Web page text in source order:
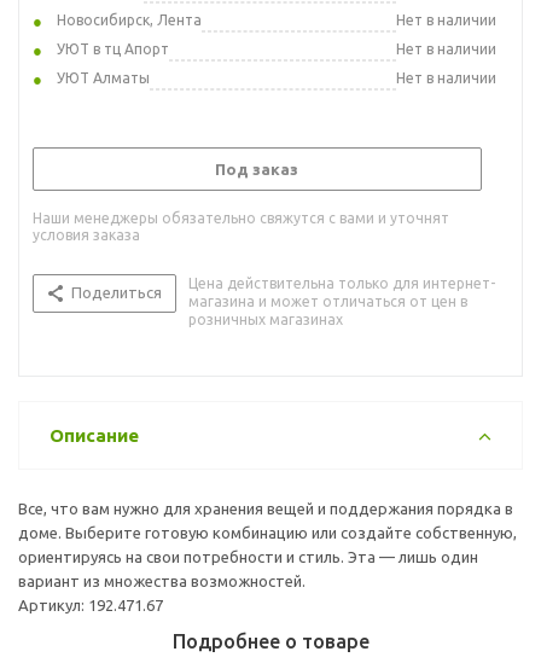
Новосибирск, Лента
Нет в наличии
УЮТ в тц Апорт
Нет в наличии
УЮТ Алматы
Нет в наличии
Под заказ
Наши менеджеры обязательно свяжутся с вами и уточнят
условия заказа
Поделиться
Цена действительна только для интернет-
магазина и может отличаться от цен в
розничных магазинах
Описание
Все, что вам нужно для хранения вещей и поддержания порядка в
доме. Выберите готовую комбинацию или создайте собственную,
ориентируясь на свои потребности и стиль. Эта — лишь один
вариант из множества возможностей.
Артикул: 192.471.67
Подробнее о товаре